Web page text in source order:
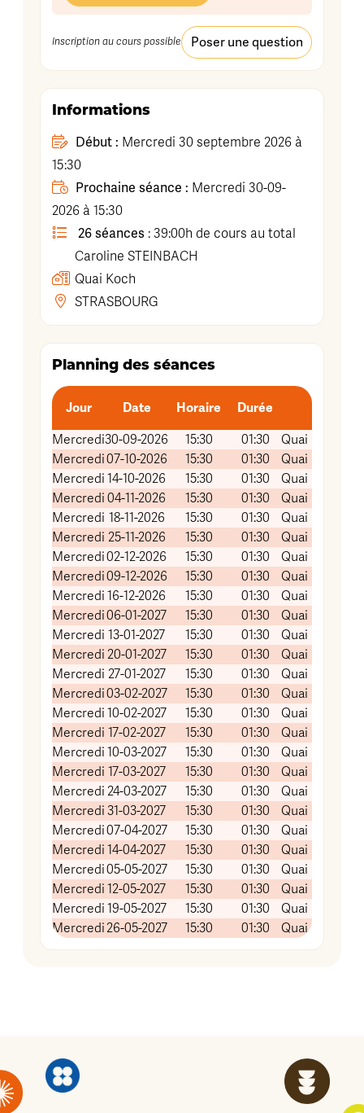
Inscription au cours possible Poser une question
Informations
Début : Mercredi 30 septembre 2026 à
15:30
Prochaine séance : Mercredi 30-09-
2026 à 15:30
26 séances : 39:00h de cours au total
Caroline STEINBACH
Quai Koch
STRASBOURG
Planning des séances
Jour Date Horaire Durée
Mercredi30-09-2026 15:30 01:30
Quai Koch
Mercredi07-10-2026 15:30 01:30
Quai Koch
Mercredi 14-10-2026 15:30 01:30
Quai Koch
Mercredi 04-11-2026 15:30 01:30
Quai Koch
Mercredi 18-11-2026 15:30 01:30
Quai Koch
Mercredi 25-11-2026 15:30 01:30
Quai Koch
Mercredi02-12-2026 15:30 01:30
Quai Koch
Mercredi09-12-2026 15:30 01:30
Quai Koch
Mercredi 16-12-2026 15:30 01:30
Quai Koch
Mercredi06-01-2027 15:30 01:30
Quai Koch
Mercredi 13-01-2027 15:30 01:30
Quai Koch
Mercredi 20-01-2027 15:30 01:30
Quai Koch
Mercredi 27-01-2027 15:30 01:30
Quai Koch
Mercredi03-02-2027 15:30 01:30
Quai Koch
Mercredi 10-02-2027 15:30 01:30
Quai Koch
Mercredi 17-02-2027 15:30 01:30
Quai Koch
Mercredi 10-03-2027 15:30 01:30
Quai Koch
Mercredi 17-03-2027 15:30 01:30
Quai Koch
Mercredi 24-03-2027 15:30 01:30
Quai Koch
Mercredi 31-03-2027 15:30 01:30
Quai Koch
Mercredi07-04-2027 15:30 01:30
Quai Koch
Mercredi 14-04-2027 15:30 01:30
Quai Koch
Mercredi05-05-2027 15:30 01:30
Quai Koch
Mercredi 12-05-2027 15:30 01:30
Quai Koch
Mercredi 19-05-2027 15:30 01:30
Quai Koch
Mercredi 26-05-2027 15:30 01:30 Quai Koch